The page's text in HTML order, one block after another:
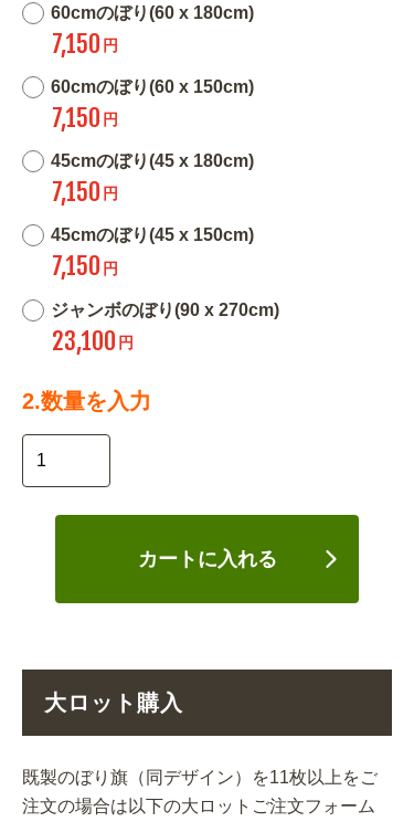
60cmのぼり(60 x 180cm)
7,150 円
60cmのぼり(60 x 150cm)
7,150 円
45cmのぼり(45 x 180cm)
7,150 円
45cmのぼり(45 x 150cm)
7,150 円
ジャンボのぼり(90 x 270cm)
23,100 円
2.数量を入力
カートに入れる
大ロット購入
既製のぼり旗（同デザイン）を11枚以上をご
注文の場合は以下の大ロットご注文フォーム